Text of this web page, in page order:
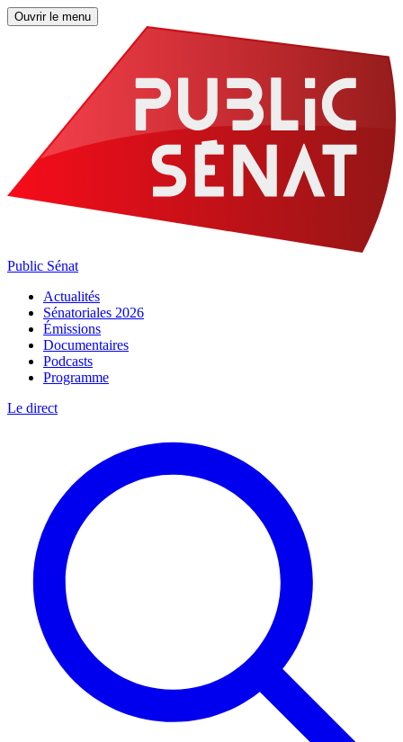
Ouvrir le menu
Public Sénat
Actualités
Sénatoriales 2026
Émissions
Documentaires
Podcasts
Programme
Le direct